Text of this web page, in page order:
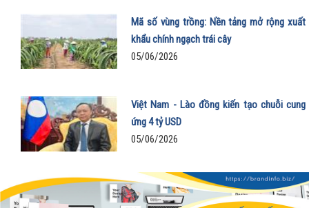
Mã số vùng trồng: Nền tảng mở rộng xuất
khẩu chính ngạch trái cây
05/06/2026
Việt Nam - Lào đồng kiến tạo chuỗi cung
ứng 4 tỷ USD
05/06/2026